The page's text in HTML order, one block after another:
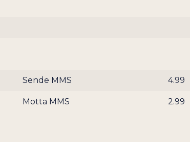
Sende MMS 4.99
Motta MMS 2.99